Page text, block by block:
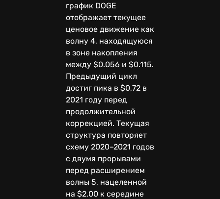
график DOGE
отображает текущее
ценовое движение как
волну 4, находящуюся
в зоне накопления
между $0.056 и $0.115.
Предыдущий цикл
достиг пика в $0,72 в
2021 году перед
продолжительной
коррекцией. Текущая
структура повторяет
схему 2020–2021 годов
с двумя прорывами
перед расширением
волны 5, нацеленной
на $2.00 к середине